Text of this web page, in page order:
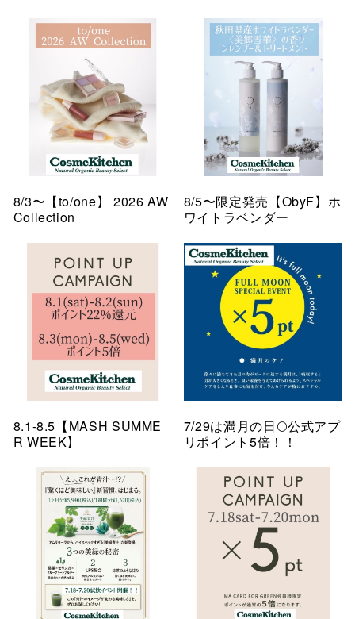
8/3〜【to/one】 2026 AW
Collection
8/5〜限定発売【ObyF】ホ
ワイトラベンダー
8.1-8.5【MASH SUMME
R WEEK】
7/29は満月の日🌕公式アプ
リポイント5倍！！